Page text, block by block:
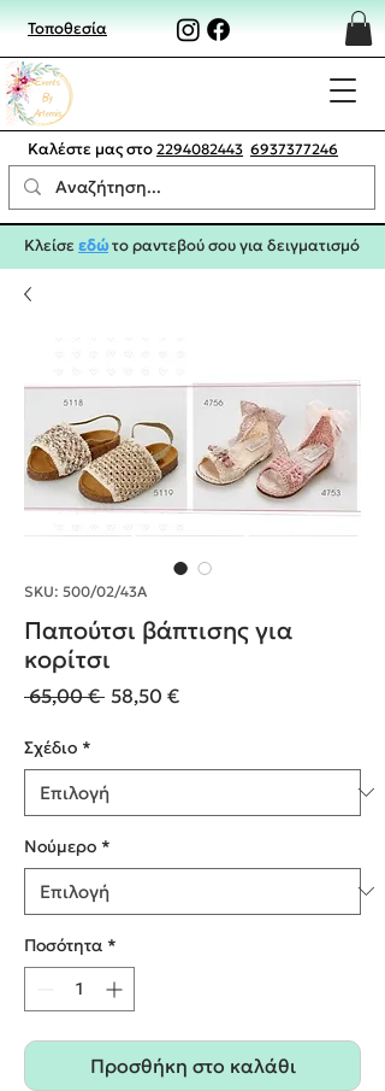
Τοποθεσία
Καλέστε μας στο 2294082443 6937377246
Κλείσεεδώτο ραντεβού σου για δειγματισμό
SKU: 500/02/43Α
Παπούτσι βάπτισης για
κορίτσι
65,00 € Κανονική
58,50 €Τιμή
Σχέδιο *
Nούμερο *
Ποσότητα *
Προσθήκη στο καλάθι